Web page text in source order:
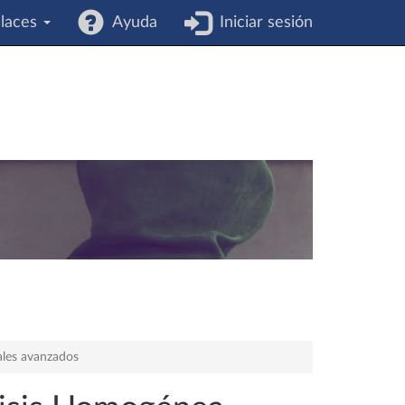
Ayuda Iniciar sesión
avanzados